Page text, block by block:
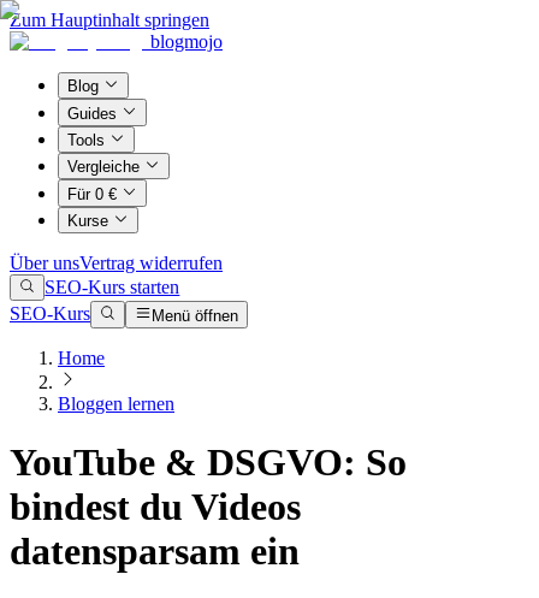
Zum Hauptinhalt springen
blogmojo
Blog
Guides
Tools
Vergleiche
Für 0 €
Kurse
Über unsVertrag widerrufen
SEO-Kurs starten
SEO-Kurs
Menü öffnen
Home
Bloggen lernen
YouTube & DSGVO: So
bindest du Videos
datensparsam ein